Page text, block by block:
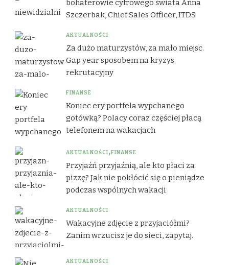
bohaterowie cyfrowego świata Anna
Szczerbak, Chief Sales Officer, ITDS
AKTUALNOŚCI
Za dużo maturzystów, za mało miejsc.
Gap year sposobem na kryzys
rekrutacyjny
FINANSE
Koniec ery portfela wypchanego
gotówką? Polacy coraz częściej płacą
telefonem na wakacjach
AKTUALNOŚCI FINANSE
Przyjaźń przyjaźnią, ale kto płaci za
pizzę? Jak nie pokłócić się o pieniądze
podczas wspólnych wakacji
AKTUALNOŚCI
Wakacyjne zdjęcie z przyjaciółmi?
Zanim wrzucisz je do sieci, zapytaj.
AKTUALNOŚCI